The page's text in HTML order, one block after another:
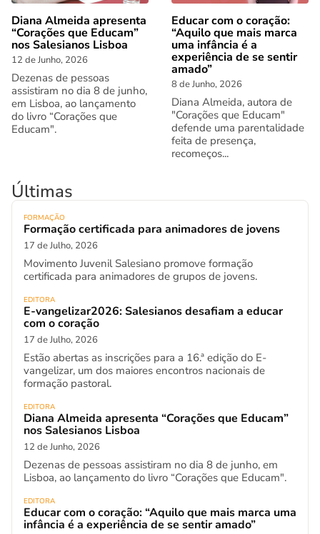
Diana Almeida apresenta
“Corações que Educam”
nos Salesianos Lisboa
12 de Junho, 2026
Dezenas de pessoas
assistiram no dia 8 de junho,
em Lisboa, ao lançamento
do livro “Corações que
Educam".
Educar com o coração:
“Aquilo que mais marca
uma infância é a
experiência de se sentir
amado”
8 de Junho, 2026
Diana Almeida, autora de
"Corações que Educam"
defende uma parentalidade
feita de presença,
recomeços...
Últimas
FORMAÇÃO
Formação certificada para animadores de jovens
17 de Julho, 2026
Movimento Juvenil Salesiano promove formação
certificada para animadores de grupos de jovens.
EDITORA
E-vangelizar2026: Salesianos desafiam a educar
com o coração
17 de Julho, 2026
Estão abertas as inscrições para a 16.ª edição do E-
vangelizar, um dos maiores encontros nacionais de
formação pastoral.
EDITORA
Diana Almeida apresenta “Corações que Educam”
nos Salesianos Lisboa
12 de Junho, 2026
Dezenas de pessoas assistiram no dia 8 de junho, em
Lisboa, ao lançamento do livro “Corações que Educam".
EDITORA
Educar com o coração: “Aquilo que mais marca uma
infância é a experiência de se sentir amado”